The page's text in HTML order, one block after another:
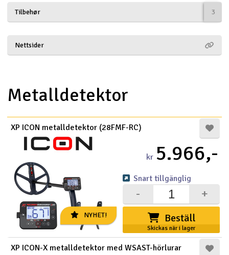
Båtar
Drönare
Flygplan
Helikopter
Kamerautrustning
Modellbygg- och byggsatser
Modelljärnväg
Motor & tillbehör
Outlet
Tilbehør 3
Nettsider
Metalldetektor
NYHET!
XP ICON metalldetektor (28FMF-RC)
kr 5.966,-
Beställ
Skickas när i lager
+
-
Snart tillgänglig
XP ICON-X metalldetektor med WSAST-hörlurar